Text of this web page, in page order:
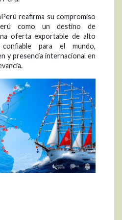
reafirma su compromiso
como un destino de
oferta exportable de alto
para el mundo,
y presencia internacional en